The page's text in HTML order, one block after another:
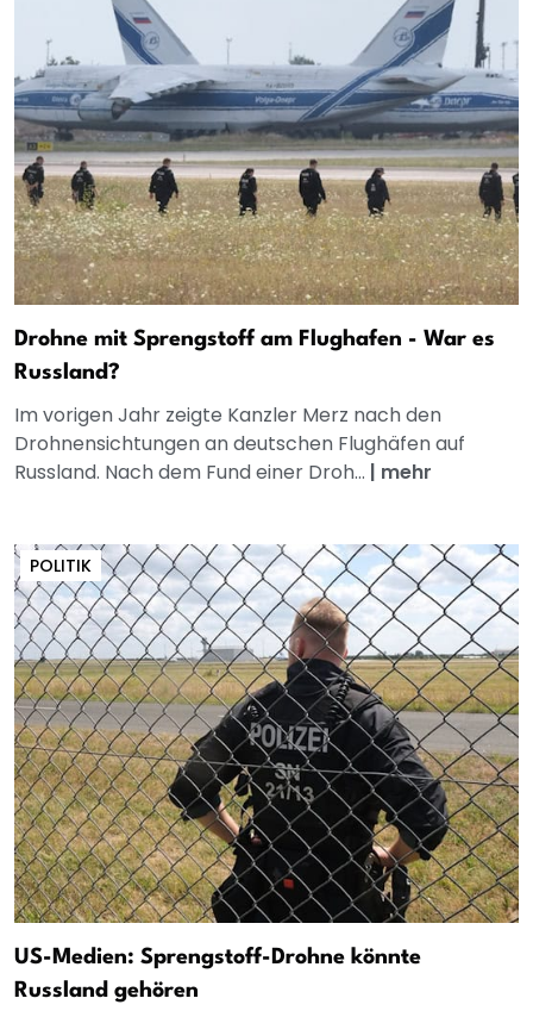
Drohne mit Sprengstoff am Flughafen - War es
Russland?
Im vorigen Jahr zeigte Kanzler Merz nach den
Drohnensichtungen an deutschen Flughäfen auf
Russland. Nach dem Fund einer Droh... | mehr
POLITIK
US-Medien: Sprengstoff-Drohne könnte
Russland gehören